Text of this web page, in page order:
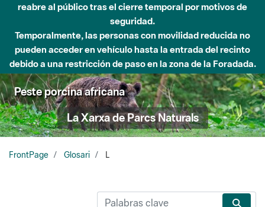
reabre al público tras el cierre temporal por motivos de
seguridad.
Temporalmente, las personas con movilidad reducida no
pueden acceder en vehículo hasta la entrada del recinto
debido a una restricción de paso en la zona de la Foradada.
Peste porcina africana
La Xarxa de Parcs Naturals
FrontPage Glosari L